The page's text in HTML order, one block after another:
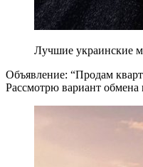
Лучшие украинские
Объявление: “Продам
Рассмотрю вариант обмена